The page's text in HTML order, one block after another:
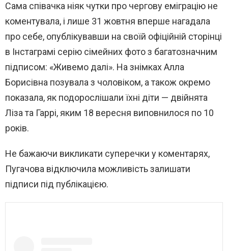
Сама співачка ніяк чутки про чергову еміграцію не
коментувала, і лише 31 жовтня вперше нагадала
про себе, опублікувавши на своїй офіційній сторінці
в Інстаграмі серію сімейних фото з багатозначним
підписом: «Живемо далі». На знімках Алла
Борисівна позувала з чоловіком, а також окремо
показала, як подорослішали їхні діти — двійнята
Ліза та Гаррі, яким 18 вересня виповнилося по 10
років.
Не бажаючи викликати суперечки у коментарях,
Пугачова відключила можливість залишати
підписи під публікацією.